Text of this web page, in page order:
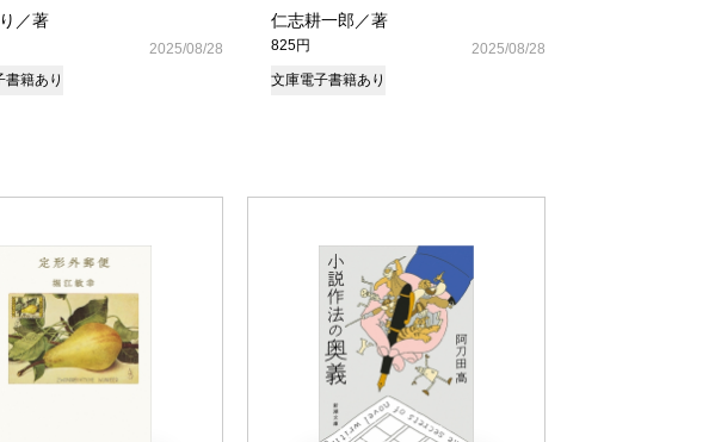
／著
2025/08/28
書籍あり
仁志耕一郎／著
825円
2025/08/28
文庫電子書籍あり